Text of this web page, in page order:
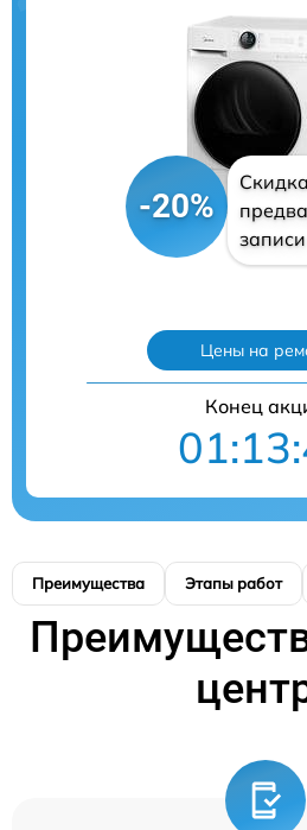
-20%
Цены на
Конец
Преимущества Этапы работ